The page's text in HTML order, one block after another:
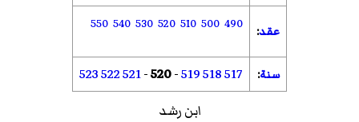
عقد:
490
500
510
520
530
540
550
سنة:
517
518
519
-
520
-
521
522
523
ابن رشد